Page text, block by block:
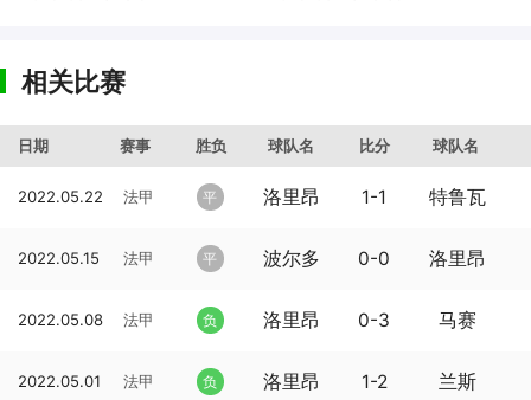
相关比赛
日期 赛事 胜负 球队名 比分 球队名
2022.05.22 法甲 平 洛里昂 1-1 特鲁瓦
2022.05.15 法甲 平 波尔多 0-0 洛里昂
2022.05.08 法甲 负 洛里昂 0-3 马赛
2022.05.01 法甲 负 洛里昂 1-2 兰斯